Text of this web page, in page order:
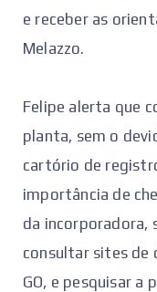
e receber as
Melazzo.
Felipe alerta que
planta, sem o
cartório de
importância de
da incorporadora,
consultar sites de
GO, e pesquisar a